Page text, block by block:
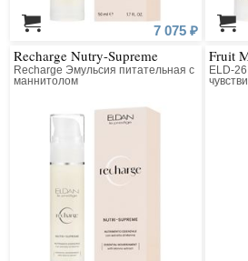
7 075 ₽
Recharge Nutry-Supreme
Recharge Эмульсия питательная с
маннитолом
Fruit
ELD-